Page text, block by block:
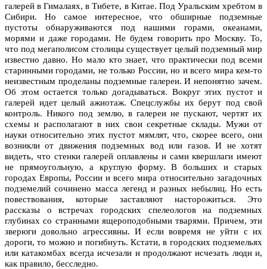
галерей в Гималаях, в Тибете, в Китае. Под Уральским хребтом в
Сибири. Но самое интересное, что обширные подземные
пустоты обнаруживаются под нашими горами, океанами,
морями и даже городами. Не будем говорить про Москву. То,
что под мегаполисом столицы существует целый подземный мир
известно давно. Но мало кто знает, что практически под всеми
старинными городами, не только России, но и всего мира кем‑то
неизвестным проделаны подземные галереи. И непонятно зачем.
Об этом остается только догадываться. Вокруг этих пустот и
галерей идет целый ажиотаж. Спецслужбы их берут под свой
контроль. Никого под землю, в галереи не пускают, чертят их
схемы и располагают в них свои секретные склады. Мужи от
науки относительно этих пустот мямлят, что, скорее всего, они
возникли от движения подземных вод или газов. И не хотят
видеть, что стенки галерей оплавлены и сами квершлаги имеют
не прямоугольную, а круглую форму. В больших и старых
городах Европы, России и всего мира относительно загадочных
подземелий сочинено масса легенд и разных небылиц. Но есть
повествования, которые заставляют насторожиться. Это
рассказы о встречах городских спелеологов на подземных
глубинах со странными ящероподобными тварями. Причем, эти
зверюги довольно агрессивны. И если вовремя не уйти с их
дороги, то можно и погибнуть. Кстати, в городских подземельях
или катакомбах всегда исчезали и продолжают исчезать люди и,
как правило, бесследно.